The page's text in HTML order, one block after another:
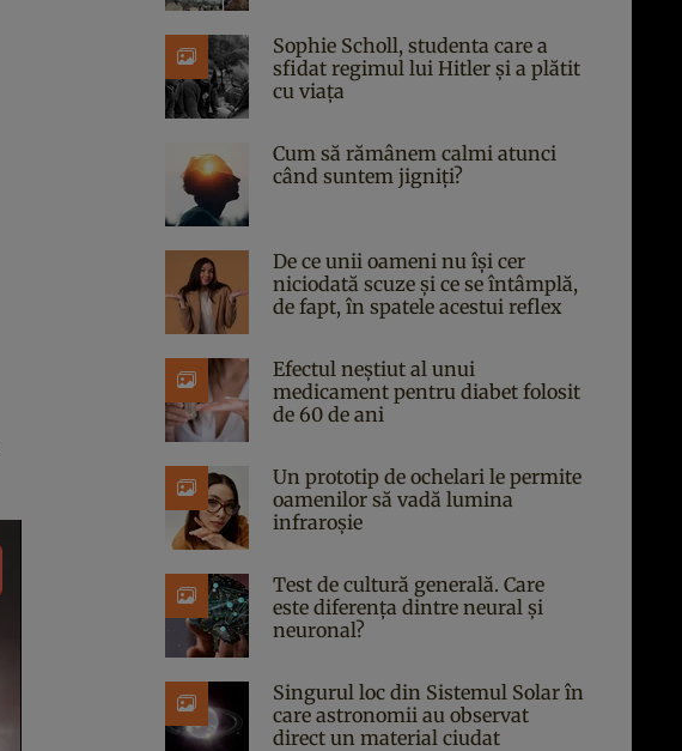
Sophie Scholl, studenta care a
sfidat regimul lui Hitler și a plătit
cu viața
Cum să rămânem calmi atunci
când suntem jigniți?
De ce unii oameni nu își cer
niciodată scuze și ce se întâmplă,
de fapt, în spatele acestui reflex
Efectul neștiut al unui
medicament pentru diabet folosit
de 60 de ani
Un prototip de ochelari le permite
oamenilor să vadă lumina
infraroșie
Test de cultură generală. Care
este diferența dintre neural și
neuronal?
Singurul loc din Sistemul Solar în
care astronomii au observat
direct un material ciudat